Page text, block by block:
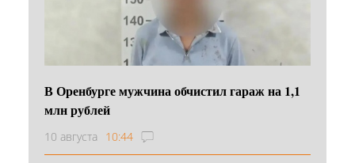
В Оренбурге мужчина обчистил гараж на 1,1
млн рублей
10 августа 10:44